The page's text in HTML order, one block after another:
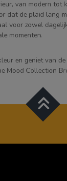
van modern tot
dat de plaid lang
voor zowel
momenten.
en geniet van
Mood Collection